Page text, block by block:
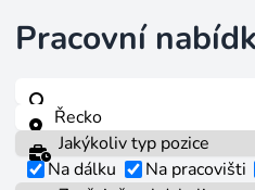
Pracovní
Na dálku Na pracovišti